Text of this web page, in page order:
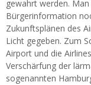
gewahrt werden.
Bürgerinformation
Zukunftsplänen des
Licht gegeben. Zum
Airport und die
Verschärfung der
sogenannten